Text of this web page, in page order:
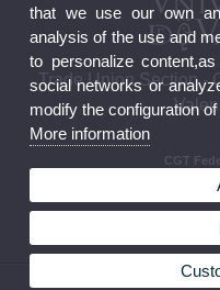
Trade Union Section -
CGT
CGT
CGT
Sindicat
that we use our own
analysis of the use and
to personalize
social networks or
modify the configuration
More information